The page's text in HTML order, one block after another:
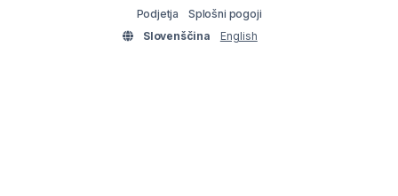
Podjetja
Splošni pogoji
Slovenščina
English